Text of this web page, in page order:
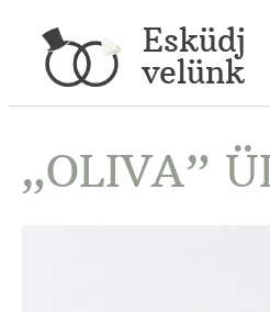
Esküdj
velünk
„OLIVA”